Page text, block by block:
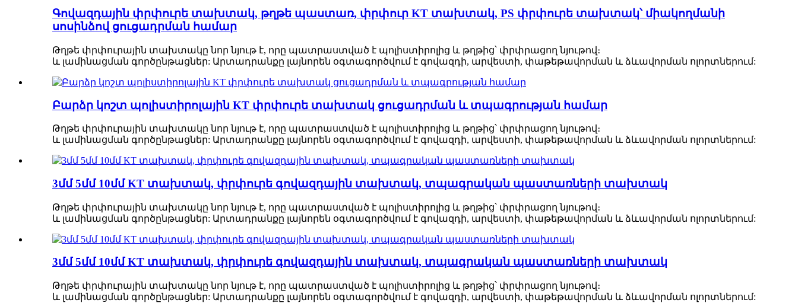
Գովազդային փրփուրե տախտակ, թղթե պաստառ, փրփուր KT տախտակ, PS փրփուրե տախտակ՝ միակողմանի
սոսինձով ցուցադրման համար
Թղթե փրփուրային տախտակը նոր նյութ է, որը պատրաստված է պոլիստիրոլից և թղթից՝ փրփրացող նյութով։
և լամինացման գործընթացներ: Արտադրանքը լայնորեն օգտագործվում է գովազդի, արվեստի, փաթեթավորման և ձևավորման ոլորտներում:
Բարձր կոշտ պոլիստիրոլային KT փրփուրե տախտակ ցուցադրման և տպագրության համար
Թղթե փրփուրային տախտակը նոր նյութ է, որը պատրաստված է պոլիստիրոլից և թղթից՝ փրփրացող նյութով։
և լամինացման գործընթացներ: Արտադրանքը լայնորեն օգտագործվում է գովազդի, արվեստի, փաթեթավորման և ձևավորման ոլորտներում:
3մմ 5մմ 10մմ KT տախտակ, փրփուրե գովազդային տախտակ, տպագրական պաստառների տախտակ
Թղթե փրփուրային տախտակը նոր նյութ է, որը պատրաստված է պոլիստիրոլից և թղթից՝ փրփրացող նյութով։
և լամինացման գործընթացներ: Արտադրանքը լայնորեն օգտագործվում է գովազդի, արվեստի, փաթեթավորման և ձևավորման ոլորտներում:
3մմ 5մմ 10մմ KT տախտակ, փրփուրե գովազդային տախտակ, տպագրական պաստառների տախտակ
Թղթե փրփուրային տախտակը նոր նյութ է, որը պատրաստված է պոլիստիրոլից և թղթից՝ փրփրացող նյութով։
և լամինացման գործընթացներ: Արտադրանքը լայնորեն օգտագործվում է գովազդի, արվեստի, փաթեթավորման և ձևավորման ոլորտներում: